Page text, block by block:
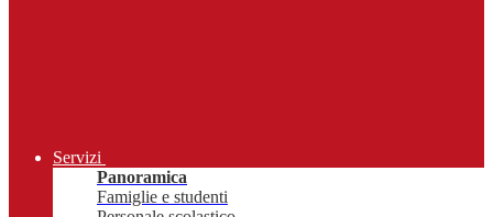
Servizi
Panoramica
Famiglie e studenti